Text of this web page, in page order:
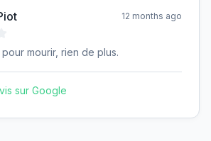
12 months ago
mourir, rien de plus.
sur Google